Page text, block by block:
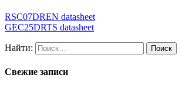
RSC07DREN datasheet
GEC25DRTS datasheet
Найти:
Свежие записи